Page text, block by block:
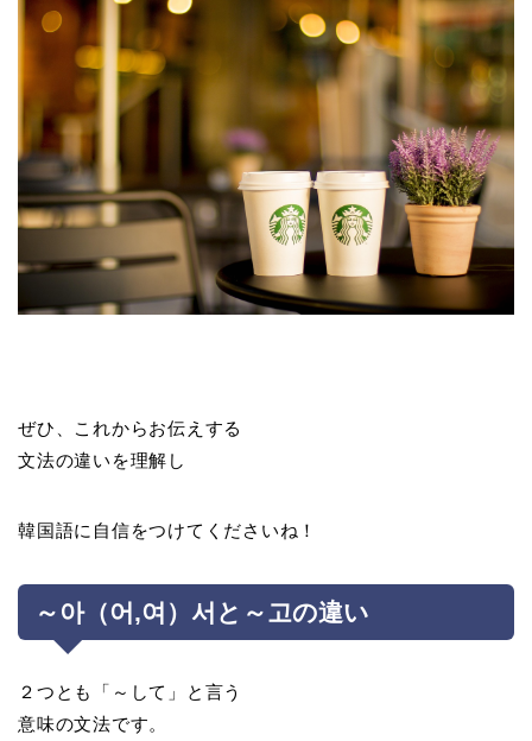
ぜひ、これからお伝えする
文法の違いを理解し
韓国語に自信をつけてくださいね！
～아（어,여）서と～고の違い
２つとも「～して」と言う
意味の文法です。